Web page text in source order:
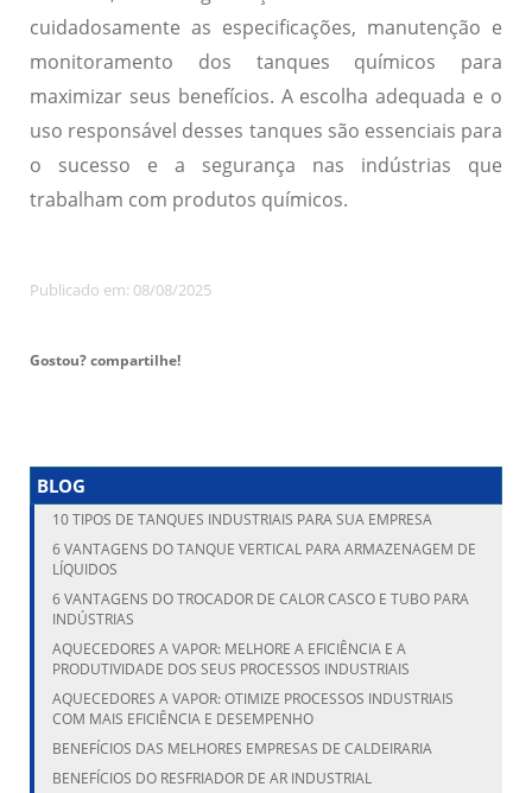
cuidadosamente as especificações, manutenção e
monitoramento dos tanques químicos para
maximizar seus benefícios. A escolha adequada e o
uso responsável desses tanques são essenciais para
o sucesso e a segurança nas indústrias que
trabalham com produtos químicos.
Publicado em: 08/08/2025
Gostou? compartilhe!
BLOG
10 TIPOS DE TANQUES INDUSTRIAIS PARA SUA EMPRESA
6 VANTAGENS DO TANQUE VERTICAL PARA ARMAZENAGEM DE
LÍQUIDOS
6 VANTAGENS DO TROCADOR DE CALOR CASCO E TUBO PARA
INDÚSTRIAS
AQUECEDORES A VAPOR: MELHORE A EFICIÊNCIA E A
PRODUTIVIDADE DOS SEUS PROCESSOS INDUSTRIAIS
AQUECEDORES A VAPOR: OTIMIZE PROCESSOS INDUSTRIAIS
COM MAIS EFICIÊNCIA E DESEMPENHO
BENEFÍCIOS DAS MELHORES EMPRESAS DE CALDEIRARIA
BENEFÍCIOS DO RESFRIADOR DE AR INDUSTRIAL